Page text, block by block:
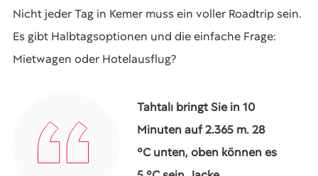
Nicht jeder Tag in Kemer muss ein voller Roadtrip sein.
Es gibt Halbtagsoptionen und die einfache Frage:
Mietwagen oder Hotelausflug?
Tahtalı bringt Sie in 10
Minuten auf 2.365 m. 28
°C unten, oben können es